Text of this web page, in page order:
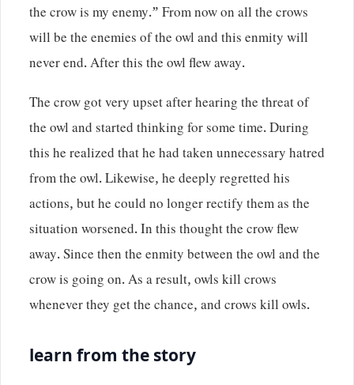
the crow is my enemy.” From now on all the crows
will be the enemies of the owl and this enmity will
never end. After this the owl flew away.
The crow got very upset after hearing the threat of
the owl and started thinking for some time. During
this he realized that he had taken unnecessary hatred
from the owl. Likewise, he deeply regretted his
actions, but he could no longer rectify them as the
situation worsened. In this thought the crow flew
away. Since then the enmity between the owl and the
crow is going on. As a result, owls kill crows
whenever they get the chance, and crows kill owls.
learn from the story